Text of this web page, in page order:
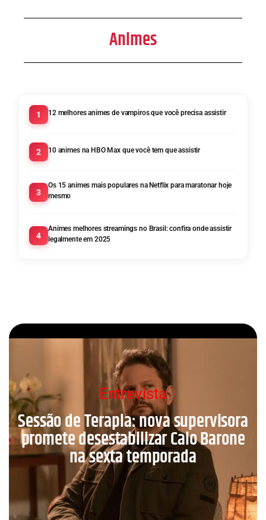
Animes
1 12 melhores animes de vampiros que você precisa assistir
2 10 animes na HBO Max que você tem que assistir
3
Os 15 animes mais populares na Netflix para maratonar hoje
mesmo
4
Animes melhores streamings no Brasil: confira onde assistir
legalmente em 2025
Entrevista
Sessão de Terapia: nova supervisora
promete desestabilizar Caio Barone
na sexta temporada